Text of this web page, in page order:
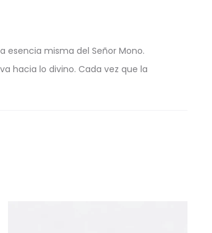
misma del Señor Mono.
hacia lo divino. Cada vez que la